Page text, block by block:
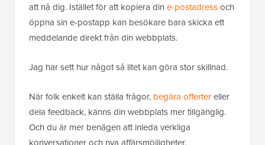
att nå dig. Istället för att kopiera din e-postadressoch
öppna sin e-postapp kan besökare bara skicka ett
meddelande direkt från din webbplats.
Jag har sett hur något så litet kan göra stor skillnad.
När folk enkelt kan ställa frågor, begära offertereller
dela feedback, känns din webbplats mer tillgänglig.
Och du är mer benägen att inleda verkliga
konversationer och nya affärsmöjligheter.